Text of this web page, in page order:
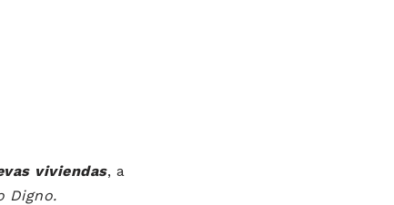
viviendas, a
Digno.